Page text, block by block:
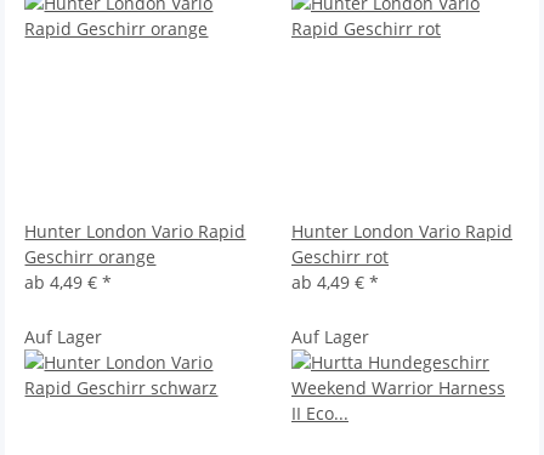
Hunter London Vario Rapid
Geschirr orange
ab4,49 €*
Hunter London Vario Rapid
Geschirr rot
ab 4,49 € *
Auf Lager Auf Lager